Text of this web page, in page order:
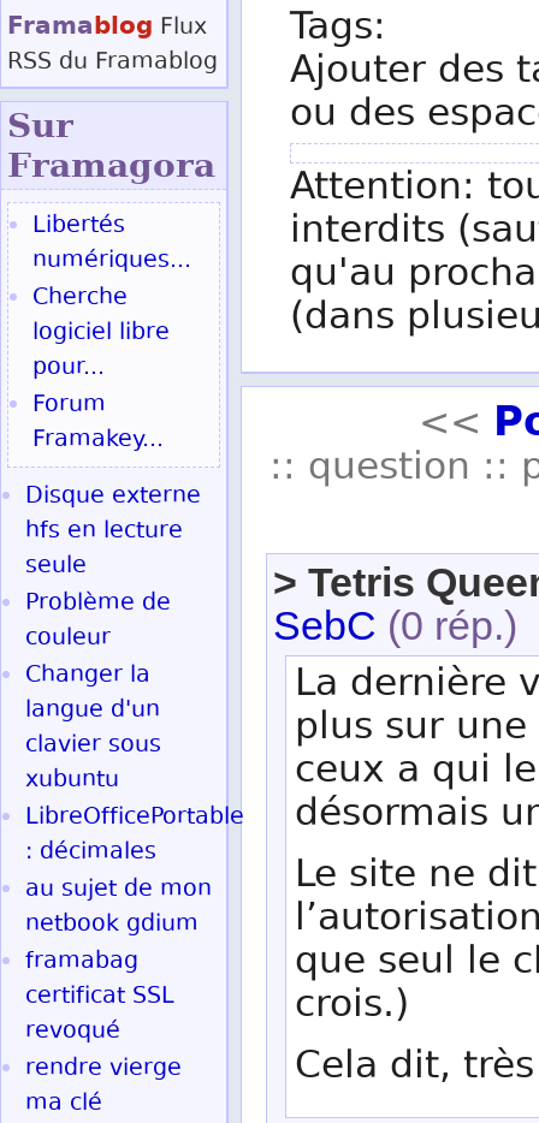
Tags:
Ajouter des
ou des
Attention:
interdits
qu'au
(dans
<<
:: question ::
> Tetris
SebC (0 rép.)
La dernière
plus sur
ceux a qui
désormais
Le site ne
que seul le
crois.)
Cela dit,
Framablog Flux
RSS du Framablog
Sur
Framagora
Libertés
numériques...
Cherche
logiciel libre
pour...
Forum
Framakey...
Disque externe
hfs en lecture
seule
Problème de
couleur
Changer la
langue d'un
clavier sous
xubuntu
LibreOfficePortable
: décimales
au sujet de mon
netbook gdium
framabag
certificat SSL
revoqué
rendre vierge
ma clé